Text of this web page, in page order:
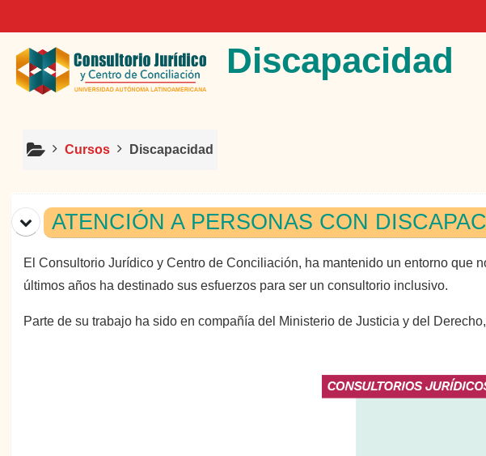
Discapacidad
Cursos Discapacidad
Diagrama de temas
ATENCIÓN A PERSONAS CON
El Consultorio Jurídico y Centro de Conciliación, ha mantenido un entorno
últimos años ha destinado sus esfuerzos para ser un consultorio inclusivo.
Parte de su trabajo ha sido en compañía del Ministerio de Justicia y del